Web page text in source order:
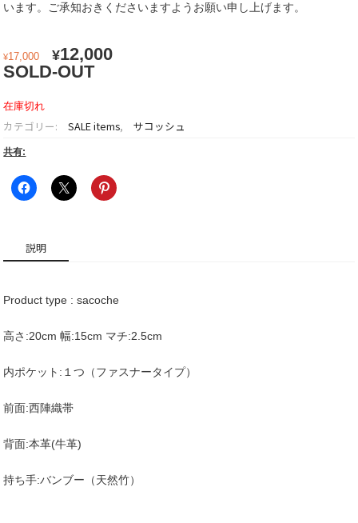
います。ご承知おきくださいますようお願い申し上げます。
¥17,000
元
の
は
し
た。
¥12,000現
格
で
す。
SOLD-OUT
在庫切れ
カテゴリー: SALE items, サコッシュ
共有:
説明
Product type : sacoche
高さ:20cm 幅:15cm マチ:2.5cm
内ポケット:１つ（ファスナータイプ）
前面:西陣織帯
背面:本革(牛革)
持ち手:バンブー（天然竹）